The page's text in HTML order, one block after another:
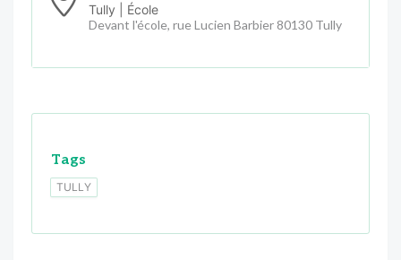
Tully | École
Devant l'école, rue Lucien Barbier 80130 Tully
Tags
TULLY